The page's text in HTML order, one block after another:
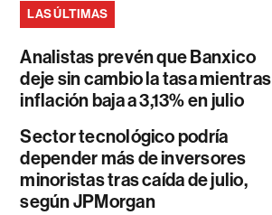
LAS ÚLTIMAS
Analistas prevén que Banxico
deje sin cambio la tasa mientras
inflación baja a 3,13% en julio
Sector tecnológico podría
depender más de inversores
minoristas tras caída de julio,
según JPMorgan